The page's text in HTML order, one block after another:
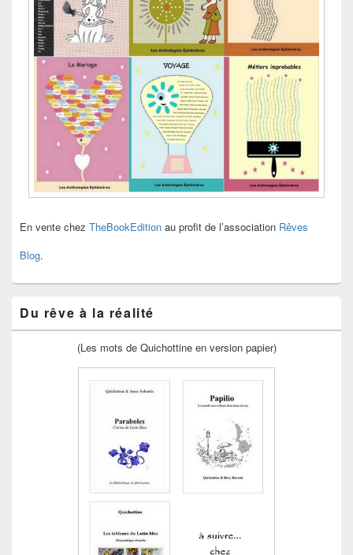
En vente chez TheBookEdition au profit de l’association Rêves
Blog.
Du rêve à la réalité
(Les mots de Quichottine en version papier)